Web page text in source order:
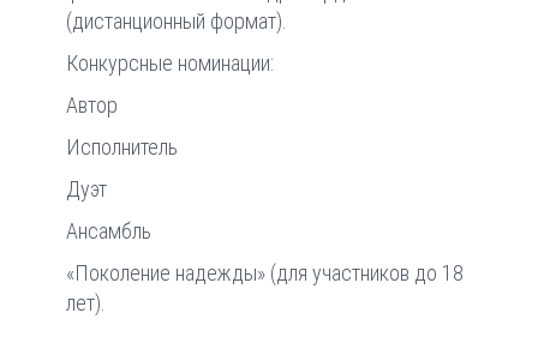
(дистанционный формат).
Конкурсные номинации:
Автор
Исполнитель
Дуэт
Ансамбль
«Поколение надежды» (для участников до 18
лет).